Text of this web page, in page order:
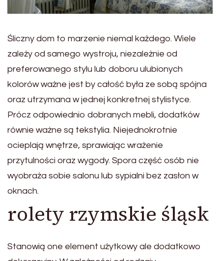
Śliczny dom to marzenie niemal każdego. Wiele
zależy od samego wystroju, niezależnie od
preferowanego stylu lub doboru ulubionych
kolorów ważne jest by całość była ze sobą spójna
oraz utrzymana w jednej konkretnej stylistyce.
Prócz odpowiednio dobranych mebli, dodatków
równie ważne są tekstylia. Niejednokrotnie
ocieplają wnętrze, sprawiając wrażenie
przytulności oraz wygody. Spora część osób nie
wyobraża sobie salonu lub sypialni bez zasłon w
oknach.
rolety rzymskie śląsk
Stanowią one element użytkowy ale dodatkowo